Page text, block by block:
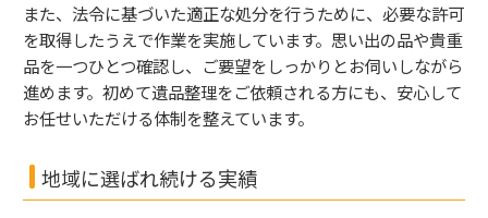
また、法令に基づいた適正な処分を行うために、必要な許可
を取得したうえで作業を実施しています。思い出の品や貴重
品を一つひとつ確認し、ご要望をしっかりとお伺いしながら
進めます。初めて遺品整理をご依頼される方にも、安心して
お任せいただける体制を整えています。
地域に選ばれ続ける実績